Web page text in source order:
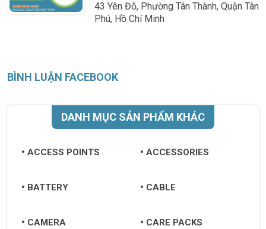
43 Yên Đỗ, Phường Tân Thành, Quận Tân
Phú, Hồ Chí Minh
BÌNH LUẬN FACEBOOK
DANH MỤC SẢN PHẨM KHÁC
ACCESS POINTS ACCESSORIES
BATTERY CABLE
CAMERA CARE PACKS